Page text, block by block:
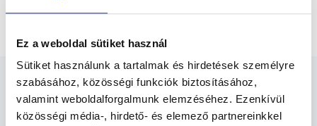
Ez a weboldal sütiket használ
Sütiket használunk a tartalmak és hirdetések személyre
szabásához, közösségi funkciók biztosításához,
valamint weboldalforgalmunk elemzéséhez. Ezenkívül
közösségi média-, hirdető- és elemező partnereinkkel
Főoldal Nemigyógyász Debrecen STD kontroll